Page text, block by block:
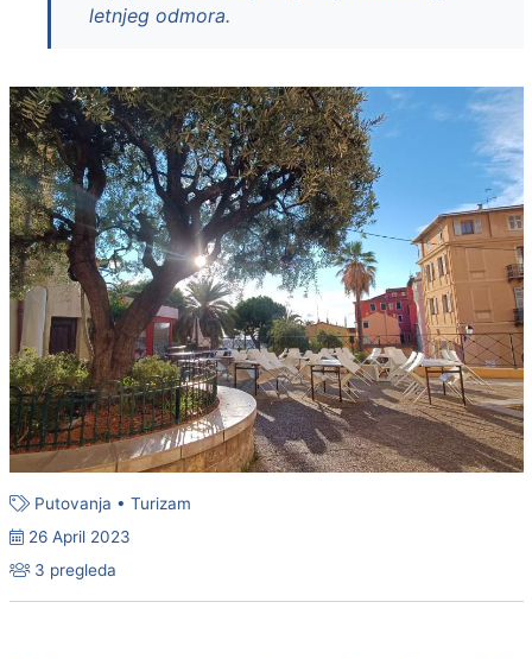
letnjeg odmora.
Putovanja • Turizam
26 April 2023
3 pregleda